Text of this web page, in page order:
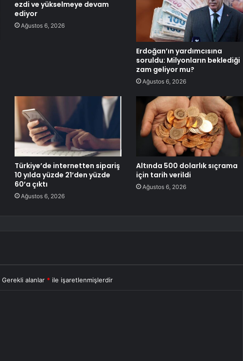
ezdi ve yükselmeye devam
ediyor
Ağustos 6, 2026
Erdoğan’ın yardımcısına
soruldu: Milyonların beklediği
zam geliyor mu?
Ağustos 6, 2026
Türkiye’de internetten sipariş
10 yılda yüzde 21’den yüzde
60’a çıktı
Ağustos 6, 2026
Altında 500 dolarlık sıçrama
için tarih verildi
Ağustos 6, 2026
Gerekli alanlar * ile işaretlenmişlerdir